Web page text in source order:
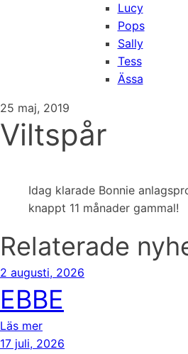
Lucy
Pops
Sally
Tess
Ässa
25 maj, 2019
Viltspår
Idag klarade Bonnie
knappt 11 månader gammal!
Relaterade
2 augusti, 2026
EBBE
Läs mer
17 juli, 2026